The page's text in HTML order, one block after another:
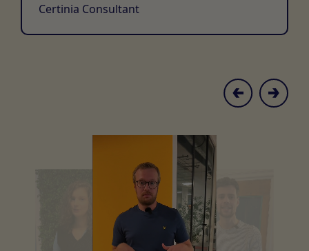
Certinia Consultant